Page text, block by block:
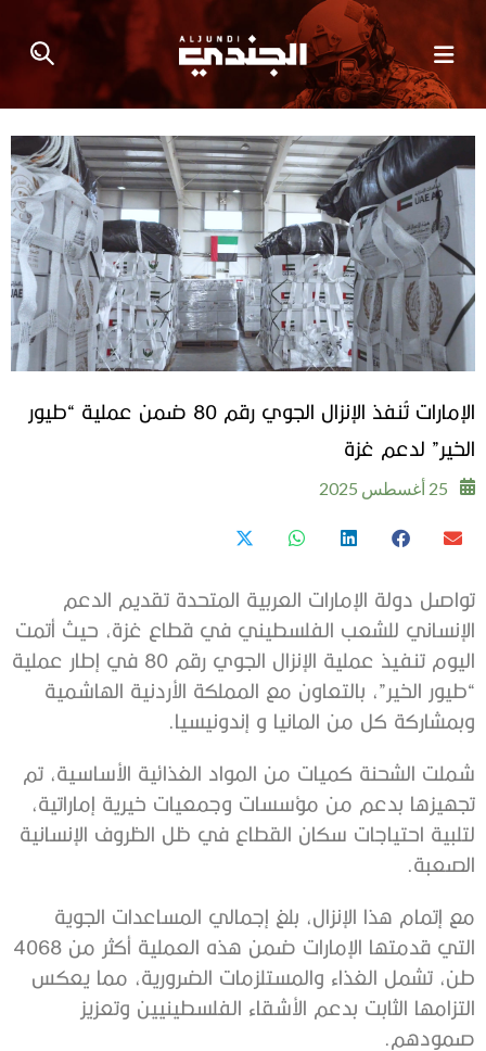
الإمارات تُنفذ الإنزال الجوي رقم 80 ضمن عملية “طيور
الخير” لدعم غزة
25 أغسطس 2025
تواصل دولة الإمارات العربية المتحدة تقديم الدعم
الإنساني للشعب الفلسطيني في قطاع غزة، حيث أتمت
اليوم تنفيذ عملية الإنزال الجوي رقم 80 في إطار عملية
“طيور الخير”، بالتعاون مع المملكة الأردنية الهاشمية
وبمشاركة كل من المانيا و إندونيسيا.
شملت الشحنة كميات من المواد الغذائية الأساسية، تم
تجهيزها بدعم من مؤسسات وجمعيات خيرية إماراتية،
لتلبية احتياجات سكان القطاع في ظل الظروف الإنسانية
الصعبة.
مع إتمام هذا الإنزال، بلغ إجمالي المساعدات الجوية
التي قدمتها الإمارات ضمن هذه العملية أكثر من 4068
طن، تشمل الغذاء والمستلزمات الضرورية، مما يعكس
التزامها الثابت بدعم الأشقاء الفلسطينيين وتعزيز
صمودهم.